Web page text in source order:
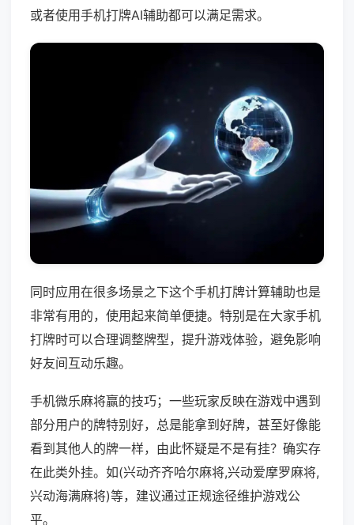
或者使用手机打牌AI辅助都可以满足需求。
同时应用在很多场景之下这个手机打牌计算辅助也是
非常有用的，使用起来简单便捷。特别是在大家手机
打牌时可以合理调整牌型，提升游戏体验，避免影响
好友间互动乐趣。
手机微乐麻将赢的技巧；一些玩家反映在游戏中遇到
部分用户的牌特别好，总是能拿到好牌，甚至好像能
看到其他人的牌一样，由此怀疑是不是有挂？确实存
在此类外挂。如(兴动齐齐哈尔麻将,兴动爱摩罗麻将,
兴动海满麻将)等，建议通过正规途径维护游戏公
平。